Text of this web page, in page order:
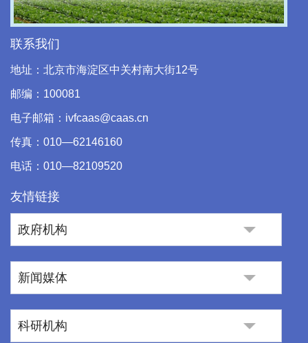
Video
联系我们
地址：北京市海淀区中关村南大街12号
邮编：100081
电子邮箱：ivfcaas@caas.cn
传真：010—62146160
电话：010—82109520
友情链接
政府机构
新闻媒体
科研机构